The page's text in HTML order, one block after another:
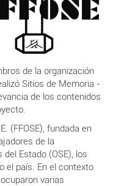
de la organización
Sitios de Memoria -
de los contenidos
(FFOSE), fundada en
de la
Estado (OSE), los
el país. En el contexto
varias